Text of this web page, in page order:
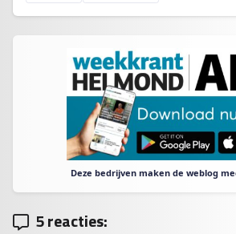
Deze bedrijven maken de weblog
5 reacties: